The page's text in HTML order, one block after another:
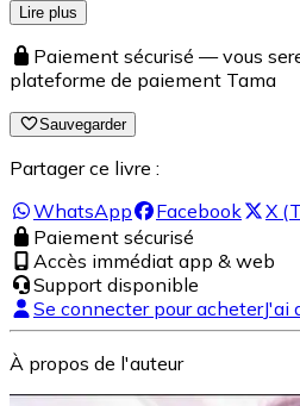
Lire plus
Paiement sécurisé — vous
plateforme de paiement Tama
Sauvegarder
Partager ce livre :
WhatsApp
Facebook X
Paiement sécurisé
Accès immédiat app & web
Support disponible
Se connecter pour acheterJ'ai
À propos de l'auteur